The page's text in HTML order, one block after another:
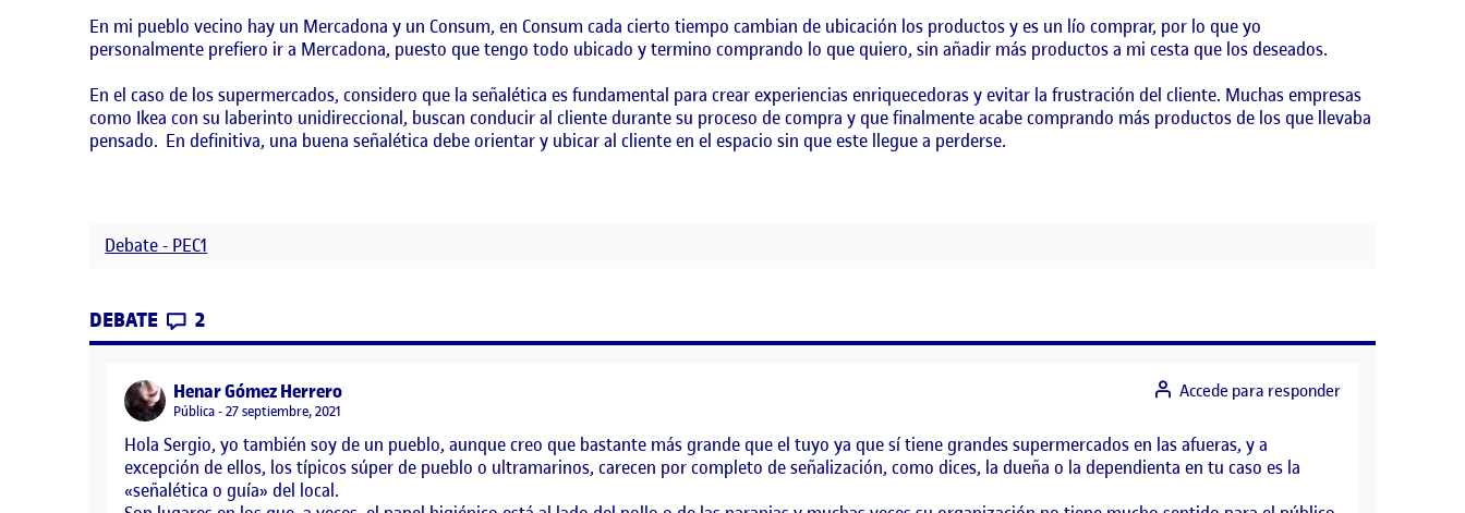
En mi pueblo vecino hay un Mercadona y un Consum, en Consum cada cierto tiempo cambian de ubicación los productos y es un lío comprar, por lo que yo
personalmente prefiero ir a Mercadona, puesto que tengo todo ubicado y termino comprando lo que quiero, sin añadir más productos a mi cesta que los deseados.
En el caso de los supermercados, considero que la señalética es fundamental para crear experiencias enriquecedoras y evitar la frustración del cliente. Muchas empresas
como Ikea con su laberinto unidireccional, buscan conducir al cliente durante su proceso de compra y que finalmente acabe comprando más productos de los que llevaba
pensado. En definitiva, una buena señalética debe orientar y ubicar al cliente en el espacio sin que este llegue a perderse.
Debate - PEC1
DEBATE CONTRIBUTIONS
2EN DEBATE 1
Henar Gómez Herrerosays:
Visibilidad:
Pública 27 septiembre, 2021
Hola Sergio, yo también soy de un pueblo, aunque creo que bastante más grande que el tuyo ya que sí tiene grandes supermercados en las afueras, y a
excepción de ellos, los típicos súper de pueblo o ultramarinos, carecen por completo de señalización, como dices, la dueña o la dependienta en tu caso es la
«señalética o guía» del local.
Accede para responder